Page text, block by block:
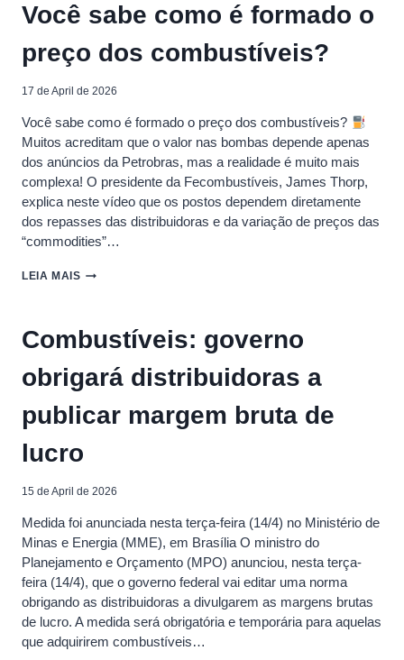
PREÇO
“NÃO
É
PARA
POSTO”
Você sabe como é formado o
preço dos combustíveis?
17 de April de 2026
Você sabe como é formado o preço dos combustíveis?
Muitos acreditam que o valor nas bombas depende apenas
dos anúncios da Petrobras, mas a realidade é muito mais
complexa! ​O presidente da Fecombustíveis, James Thorp,
explica neste vídeo que os postos dependem diretamente
dos repasses das distribuidoras e da variação de preços das
“commodities”…
LEIA MAIS VOCÊ
FORMADO
PREÇO
DOS
Combustíveis: governo
obrigará distribuidoras a
publicar margem bruta de
lucro
15 de April de 2026
Medida foi anunciada nesta terça-feira (14/4) no Ministério de
Minas e Energia (MME), em Brasília O ministro do
Planejamento e Orçamento (MPO) anunciou, nesta terça-
feira (14/4), que o governo federal vai editar uma norma
obrigando as distribuidoras a divulgarem as margens brutas
de lucro. A medida será obrigatória e temporária para aquelas
que adquirirem combustíveis…